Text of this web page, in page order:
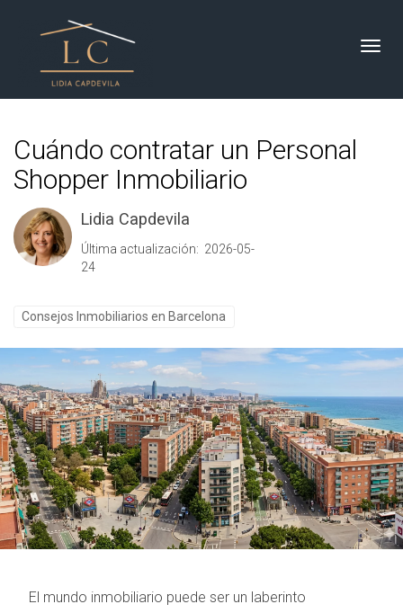
Cuándo contratar un Personal
Shopper Inmobiliario
Lidia Capdevila
Última actualización: 2026-05-
24
Consejos Inmobiliarios en Barcelona
El mundo inmobiliario puede ser un laberinto